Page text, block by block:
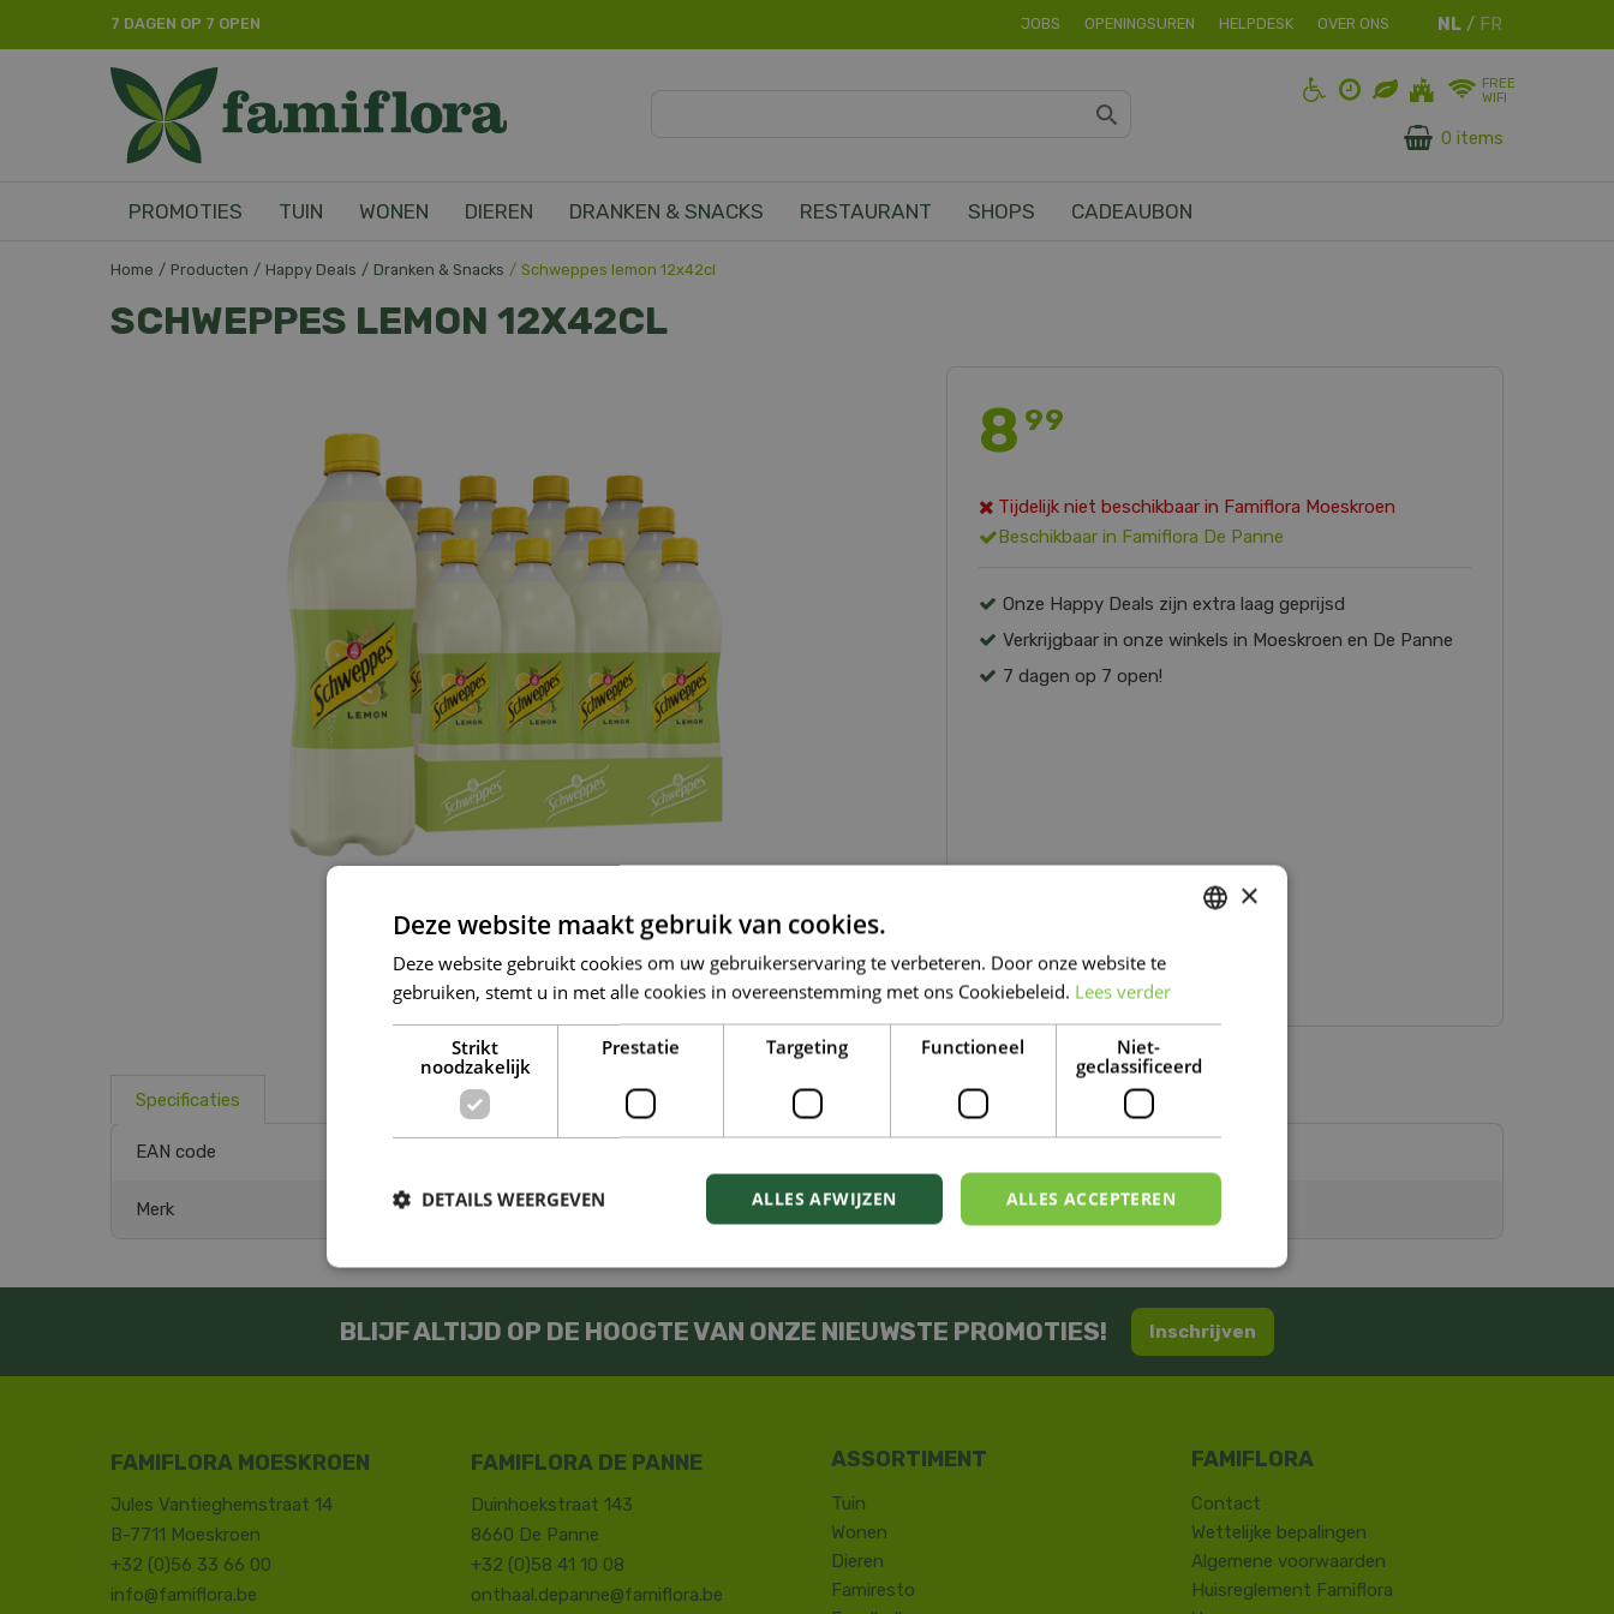
Home Producten Happy Deals Dranken & Snacks Schweppes lemon 12x42cl
7 DAGEN OP 7 OPEN JOBS OPENINGSUREN HELPDESK OVER ONS
FREE
WIFI
0 items
PROMOTIES TUIN WONEN DIEREN DRANKEN & SNACKS RESTAURANT SHOPS CADEAUBON
SCHWEPPES LEMON 12X42CL
8 99
Tijdelijk niet beschikbaar in Famiflora Moeskroen
Beschikbaar in Famiflora De Panne
Onze Happy Deals zijn extra laag geprijsd
Verkrijgbaar in onze winkels in Moeskroen en De Panne
7 dagen op 7 open!
Specificaties
EAN code
Merk
BLIJF ALTIJD OP DE HOOGTE VAN ONZE NIEUWSTE PROMOTIES! Inschrijven
FAMIFLORA MOESKROEN
Jules Vantieghemstraat 14
B-7711 Moeskroen
+32 (0)56 33 66 00
info@famiflora.be
FAMIFLORA DE PANNE
Duinhoekstraat 143
8660 De Panne
+32 (0)58 41 10 08
onthaal.depanne@famiflora.be
Tuin
Wonen
Dieren
Famiresto
Contact
​Wettelijke bepalingen
Algemene voorwaarden
Huisreglement Famiflora
×
Deze website maakt gebruik van cookies.
Deze website gebruikt cookies om uw gebruikerservaring te verbeteren. Door onze website te
gebruiken, stemt u in met alle cookies in overeenstemming met ons Cookiebeleid. Lees verder
Strikt
noodzakelijk
Prestatie Targeting Functioneel
Niet-
geclassificeerd
ALLES ACCEPTEREN
ALLES AFWIJZEN
DETAILS WEERGEVEN